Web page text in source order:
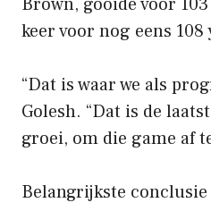
keer voor nog eens 108
“Dat is waar we als
Golesh. “Dat is de
groei, om die game af
Belangrijkste conclusie